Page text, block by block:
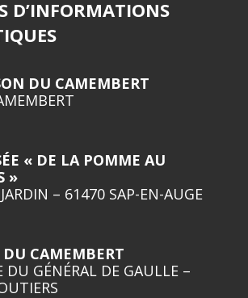
D’INFORMATIONS
DU CAMEMBERT
« DE LA POMME AU
»
– 61470 SAP-EN-AUGE
DU CAMEMBERT
DU GÉNÉRAL DE GAULLE –